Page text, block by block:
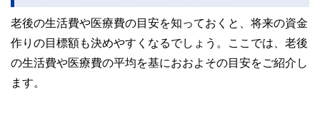
をわかりやすく発信している点です。
このように編集経験豊富なメンバーと金融や経済に精通した
やすさはもちろんのこと、読み応えのあるコンテンツと確か
老後の生活費や医療費の目安を知っておくと、将来の資金
作りの目標額も決めやすくなるでしょう。ここでは、老後
の生活費や医療費の平均を基におおよその目安をご紹介し
ます。